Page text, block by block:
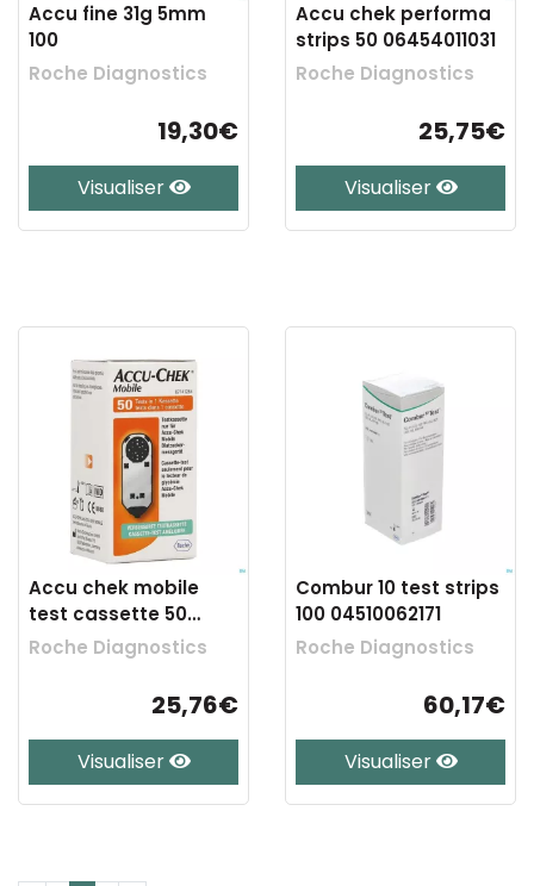
Accu fine 31g 5mm
100
Roche Diagnostics
19,30€
Visualiser
Accu chek performa
strips 50 06454011031
Roche Diagnostics
25,75€
Visualiser
Accu chek mobile
test cassette 50
tests 7141254171
Roche Diagnostics
25,76€
Visualiser
Combur 10 test strips
100 04510062171
Roche Diagnostics
60,17€
Visualiser